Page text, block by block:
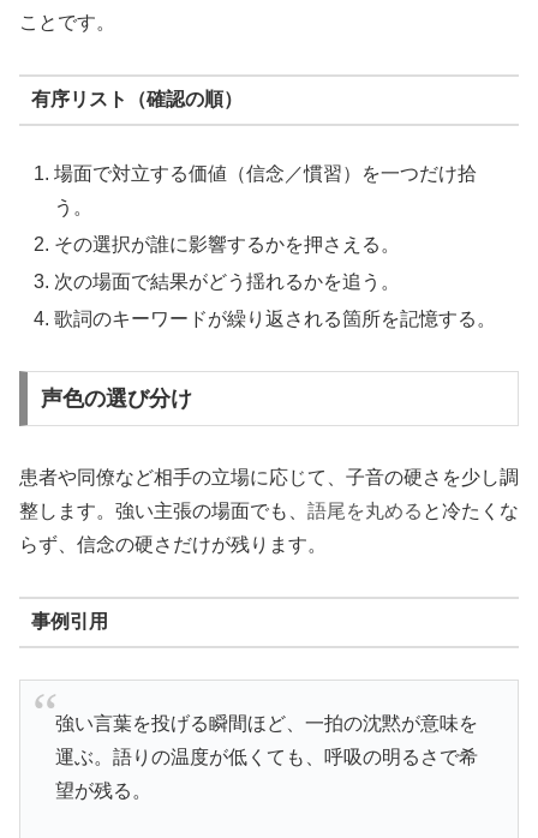
ことです。
有序リスト（確認の順）
場面で対立する価値（信念／慣習）を一つだけ拾
う。
その選択が誰に影響するかを押さえる。
次の場面で結果がどう揺れるかを追う。
歌詞のキーワードが繰り返される箇所を記憶する。
声色の選び分け
患者や同僚など相手の立場に応じて、子音の硬さを少し調
整します。強い主張の場面でも、 語尾を丸める と冷たくな
らず、信念の硬さだけが残ります。
事例引用
強い言葉を投げる瞬間ほど、一拍の沈黙が意味を
運ぶ。語りの温度が低くても、呼吸の明るさで希
望が残る。